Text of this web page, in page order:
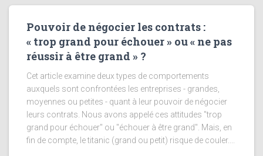
Pouvoir de négocier les contrats :
« trop grand pour échouer » ou « ne pas
réussir à être grand » ?
Cet article examine deux types de comportements
auxquels sont confrontées les entreprises - grandes,
moyennes ou petites - quant à leur pouvoir de négocier
leurs contrats. Nous avons appelé ces attitudes "trop
grand pour échouer" ou "échouer à être grand". Mais, en
fin de compte, le titanic (grand ou petit) risque de couler....